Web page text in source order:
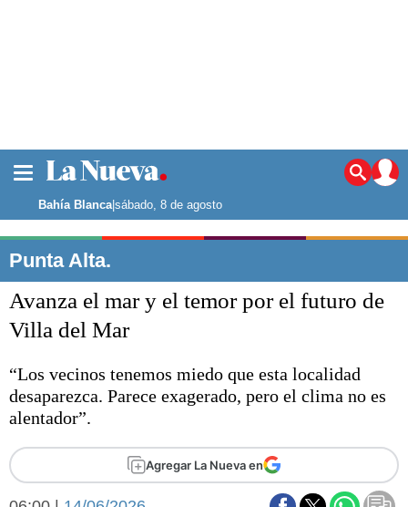
Noticias
La ciudad
Punta Alta
El mundo
Deportes
Escenario Olímpico
Liga del Sur
Fútbol
Federal A
Arte y cultura
Bahía Blanca|sábado, 8 de agosto
Punta Alta.
Avanza el mar y el temor por el futuro de
Villa del Mar
“Los vecinos tenemos miedo que esta localidad
desaparezca. Parece exagerado, pero el clima no es
alentador”.
Agregar La Nueva en